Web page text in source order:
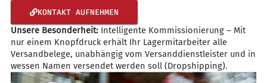
KONTAKT AUFNEHMEN
Unsere Besonderheit:Intelligente Kommissionierung – Mit
nur einem Knopfdruck erhält Ihr Lagermitarbeiter alle
Versandbelege, unabhängig vom Versanddienstleister und in
wessen Namen versendet werden soll (Dropshipping).